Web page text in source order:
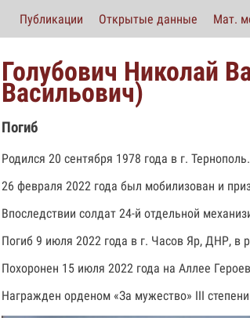
Публикации Открытые данные Мат.
Голубович Николай
Васильович)
Погиб
Родился 20 сентября 1978 года в г. Тернополь.
26 февраля 2022 года был мобилизован и
Впоследствии солдат 24-й отдельной
Погиб 9 июля 2022 года в г. Часов Яр, ДНР, в
Похоронен 15 июля 2022 года на Аллее Героев
Награжден орденом «За мужество» III